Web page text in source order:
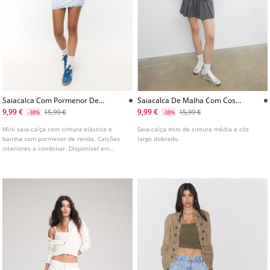
Saiacalca Com Pormenor De
Renda
9,99 € -38% 15,99 €
Mini saia-calça com cintura elástica e
bainha com pormenor de renda. Calções
interiores a combinar. Disponível em
Saiacalca De Malha Com Cos
Largo
9,99 € -38% 15,99 €
Saia-calça mini de cintura média e cós
largo dobrado.